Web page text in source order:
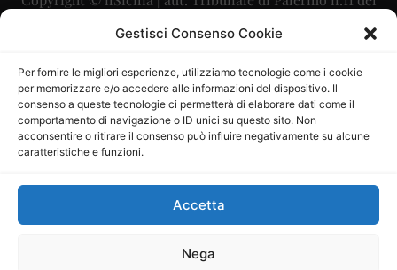
Gestisci Consenso Cookie
Per fornire le migliori esperienze, utilizziamo tecnologie come i cookie
per memorizzare e/o accedere alle informazioni del dispositivo. Il
consenso a queste tecnologie ci permetterà di elaborare dati come il
comportamento di navigazione o ID unici su questo sito. Non
acconsentire o ritirare il consenso può influire negativamente su alcune
caratteristiche e funzioni.
Accetta
Nega
29/09/2015
Direttore Editoriale: Maurizio Scaglione
Direttore Responsabile: Maria Calabrese
P.IVA: 06334930820
Mercurio Comunicazione Società Cooperativa a r.l. è
iscritta al Registro degli Operatori di Comunicazione al